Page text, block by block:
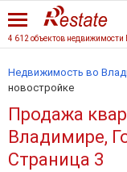
4 612 объектов
Недвижимость во
новостройке
Продажа
Владимире,
Страница 3